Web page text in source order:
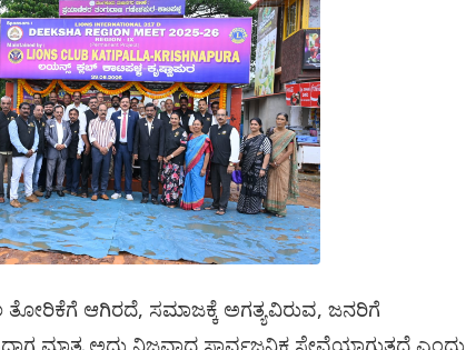
ತೋರಿಕೆಗೆ ಆಗಿರದೆ, ಸಮಾಜಕ್ಕೆ ಅಗತ್ಯವಿರುವ, ಜನರಿಗೆ